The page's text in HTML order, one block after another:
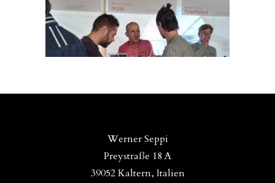
Werner Seppi
Preystraße 18 A
39052 Kaltern, Italien